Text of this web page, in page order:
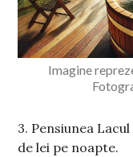
Imagine
3. Pensiunea
de lei pe noapte.